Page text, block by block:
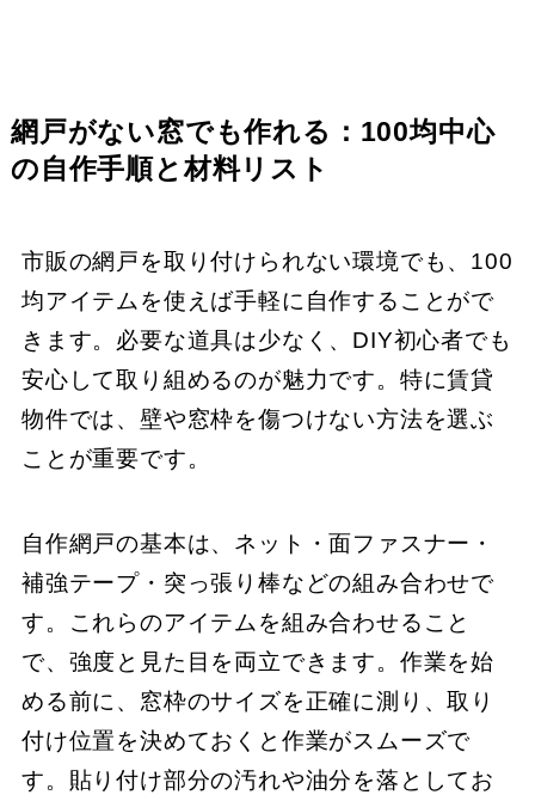
網戸がない窓でも作れる：100均中心
の自作手順と材料リスト
市販の網戸を取り付けられない環境でも、100
均アイテムを使えば手軽に自作することがで
きます。必要な道具は少なく、DIY初心者でも
安心して取り組めるのが魅力です。特に賃貸
物件では、壁や窓枠を傷つけない方法を選ぶ
ことが重要です。
自作網戸の基本は、ネット・面ファスナー・
補強テープ・突っ張り棒などの組み合わせで
す。これらのアイテムを組み合わせること
で、強度と見た目を両立できます。作業を始
める前に、窓枠のサイズを正確に測り、取り
付け位置を決めておくと作業がスムーズで
す。貼り付け部分の汚れや油分を落としてお